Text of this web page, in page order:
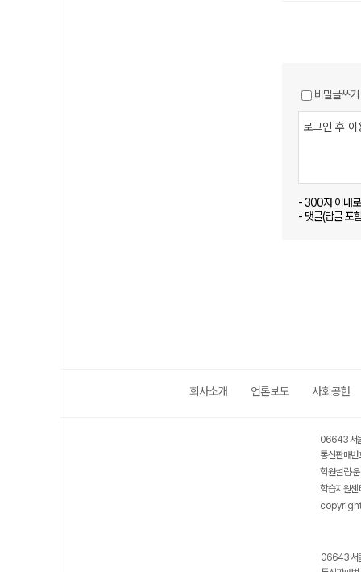
비밀글쓰기
- 300자 이내
- 댓글(답글 포
회사소개 언론보도 사회공헌
06643 서
통신판매
학원설립·
학습지원
06643 서